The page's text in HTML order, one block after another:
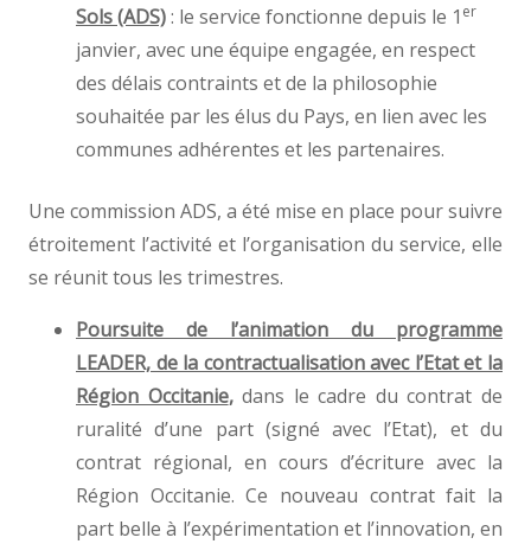
Sols (ADS): le service fonctionne depuis le 1 er
janvier, avec une équipe engagée, en respect
des délais contraints et de la philosophie
souhaitée par les élus du Pays, en lien avec les
communes adhérentes et les partenaires.
Une commission ADS, a été mise en place pour suivre
étroitement l’activité et l’organisation du service, elle
se réunit tous les trimestres.
Poursuite de l’animation du programme
LEADER, de la contractualisation avec l’Etat et la
Région Occitanie,dans le cadre du contrat de
ruralité d’une part (signé avec l’Etat), et du
contrat régional, en cours d’écriture avec la
Région Occitanie. Ce nouveau contrat fait la
part belle à l’expérimentation et l’innovation, en